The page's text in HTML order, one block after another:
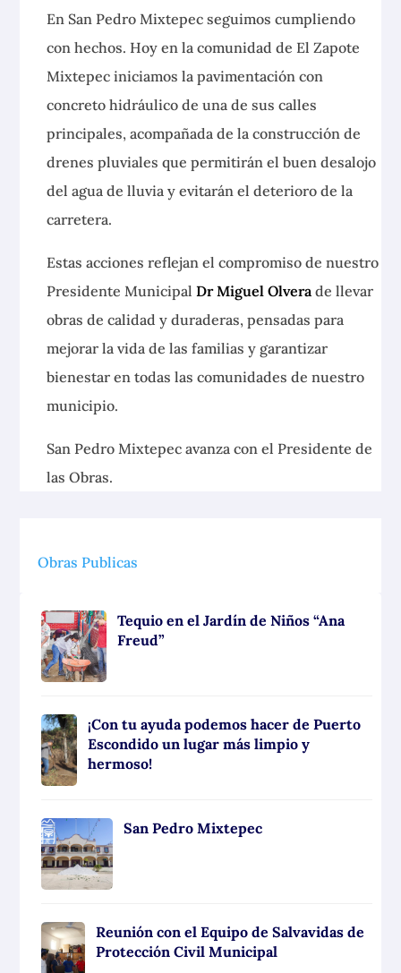
En San Pedro Mixtepec seguimos cumpliendo
con hechos. Hoy en la comunidad de El Zapote
Mixtepec iniciamos lapavimentación con
concreto hidráulico de una de sus calles
principales, acompañada de la construcción de
drenes pluviales que permitirán el buen desalojo
del agua de lluvia y evitarán el deterioro de la
carretera.
Estas acciones reflejan el compromiso de nuestro
Presidente MunicipalDr Miguel Olvera de llevar
obras de calidad y duraderas, pensadas para
mejorar la vida de las familias y garantizar
bienestar en todas las comunidades de nuestro
municipio.
San Pedro Mixtepec avanza con el Presidente de
las Obras.
Obras Publicas
Tequio en el Jardín de Niños “Ana
Freud”
¡Con tu ayuda podemos hacer de Puerto
Escondido un lugar más limpio y
hermoso!
San Pedro Mixtepec
Reunión con el Equipo de Salvavidas de
Protección Civil Municipal